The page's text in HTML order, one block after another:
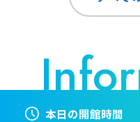
本日の開館時間